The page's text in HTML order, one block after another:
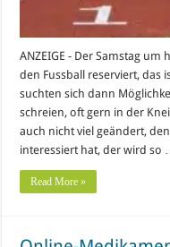
ANZEIGE - Der Samstag
den Fussball reserviert, das
suchten sich dann
schreien, oft gern in der
auch nicht viel geändert,
interessiert hat, der wird so
Read More »